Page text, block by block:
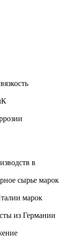
в
сырье марок
марок
из Германии